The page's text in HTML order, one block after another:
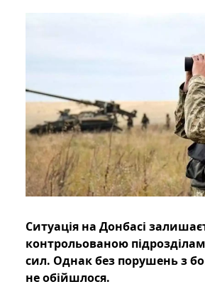
Ситуація на Донбасі
контрольованою
сил. Однак без порушень з
не обійшлося.